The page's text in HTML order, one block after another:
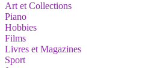
Art et Collections
Piano
Hobbies
Films
Livres et Magazines
Sport